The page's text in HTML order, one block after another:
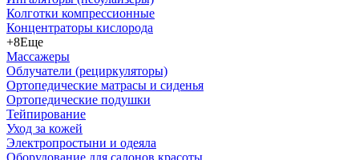
Колготки компрессионные
Концентраторы кислорода
+8Еще
Массажеры
Облучатели (рециркуляторы)
Ортопедические матрасы и сиденья
Ортопедические подушки
Тейпирование
Уход за кожей
Электропростыни и одеяла
Оборудование для салонов красоты